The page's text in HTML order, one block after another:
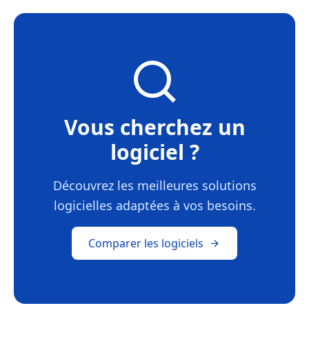
Vous cherchez un
logiciel ?
Découvrez les meilleures solutions
logicielles adaptées à vos besoins.
Comparer les logiciels